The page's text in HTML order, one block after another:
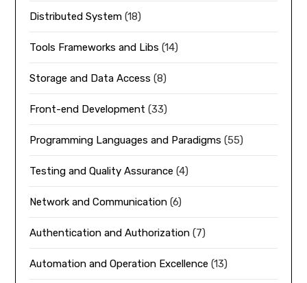
Distributed System (18)
Tools Frameworks and Libs (14)
Storage and Data Access (8)
Front-end Development (33)
Programming Languages and Paradigms (55)
Testing and Quality Assurance (4)
Network and Communication (6)
Authentication and Authorization (7)
Automation and Operation Excellence (13)